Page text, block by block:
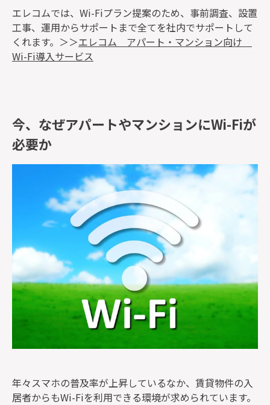
エレコムでは、Wi-Fiプラン提案のため、事前調査、設置
工事、運用からサポートまで全てを社内でサポートして
くれます。＞＞エレコム アパート・マンション向け
Wi-Fi導入サービス
今、なぜアパートやマンションにWi-Fiが
必要か
年々スマホの普及率が上昇しているなか、賃貸物件の入
居者からもWi-Fiを利用できる環境が求められています。